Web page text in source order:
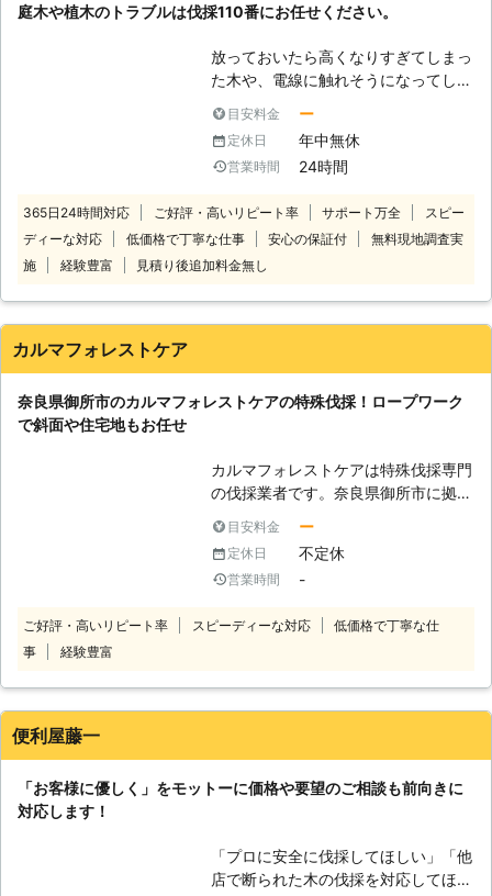
分したりと作業工程が多いです。 木
あることから、業者にお任せするのを
おすすめします。ALLPLUSは三重県
内でお庭の管理を承っています。草刈
ご検討ください。 【ウッドチップ化
で木の処分低減！】 伐採工事では、
なってしまうことも。処分費用を抑え
るため、当店ではウッドチップ機を導
入しています。伐採後にウッドチップ
て変動します。そのため、正確な費用
ゃないか」とご不安になられる方もい
らっしゃるのではないでしょうか。
そんな方はご安心を！出張費・見積も
り調査費ともに無料でおこなっていま
す。見積もりによって作業方法と料金
にご納得いただいてからの契約です。
工実績（一例）】 ●三重県志摩市 依
庭木や植木のトラブルは伐採110番にお任せください。
放っておいたら高くなりすぎてしまっ
た木や、電線に触れそうになってしま
なくなってしまった木はありません
か？ 伐採110番では、1本から伐採、
抜根をお受けします。 一人で悩まず
24時間365日、無料でお電話でのご
相談をお受けしております。 【伐採
110番の4つの強み】 ・庭木や植木1本
けでも伐採、抜根をさせていただきま
「仕事で立ち合える時間がない」、
「実家が遠い」などの立ち合いが難し
いたします。 高くて手の届かない場
所や、危険な場所などでも大丈夫で
す！熟練の技術を持ったスタッフがど
地調査や見積りは無料です。 伐採110
番では分かりやすい料金設定でお見積
後に追加料金が発生することはありま
目安料金 ー
定休日 年中無休
営業時間 24時間
365日24時間対応 ご好評・高いリピート率 サポート万全
スピー
ディーな対応
低価格で丁寧な仕事 安心の保証付
無料現地調査実
施
経験豊富 見積り後追加料金無し
カルマフォレストケア
奈良県御所市のカルマフォレストケアの特殊伐採！ロープワーク
で斜面や住宅地もお任せ
カルマフォレストケアは特殊伐採専門
の伐採業者です。奈良県御所市に拠点
フによる作業で腕には自信がありま
す。 「重機が入れないと伐採を断ら
れた」 「支障木や危険木があるから
大木の伐採が必要か判断してほしい」
っての作業> 特殊伐採とは、木に登っ
で重機が入れない場所に生えた樹木に
登って上から少しずつ切っていき、短
目安料金 ー
定休日 不定休
営業時間 -
ご好評・高いリピート率 スピーディーな対応
低価格で丁寧な仕
事
経験豊富
便利屋藤一
「お客様に優しく」をモットーに価格や要望のご相談も前向きに
対応します！
「プロに安全に伐採してほしい」「他
店で断られた木の伐採を対応してほし